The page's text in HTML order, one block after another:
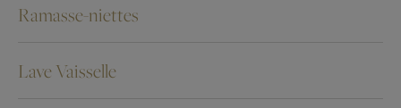
Ramasse-niettes
Lave Vaisselle